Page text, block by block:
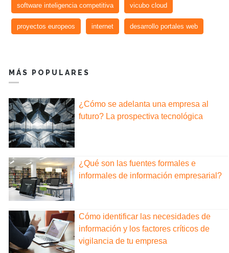
software inteligencia competitiva vicubo cloud
proyectos europeos internet desarrollo portales web
MÁS POPULARES
¿Cómo se adelanta una empresa al
futuro? La prospectiva tecnológica
¿Qué son las fuentes formales e
informales de información empresarial?
Cómo identificar las necesidades de
información y los factores críticos de
vigilancia de tu empresa